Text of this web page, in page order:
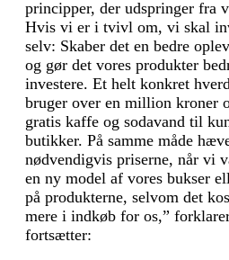
principper, der udspringer fra
Hvis vi er i tvivl om, vi skal
selv: Skaber det en bedre
og gør det vores produkter
investere. Et helt konkret
bruger over en million kroner
gratis kaffe og soda­vand til
butikker. På samme måde
nødvendigvis priserne, når vi
en ny model af vores bukser
på produkterne, selvom det
mere i indkøb for os,”
fortsætter: